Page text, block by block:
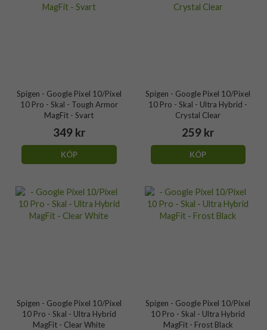
Spigen - Google Pixel 10/Pixel
10 Pro - Skal - Tough Armor
MagFit - Svart
349 kr
KÖP
Spigen - Google Pixel 10/Pixel
10 Pro - Skal - Ultra Hybrid -
Crystal Clear
259 kr
KÖP
Spigen - Google Pixel 10/Pixel
10 Pro - Skal - Ultra Hybrid
MagFit - Clear White
Spigen - Google Pixel 10/Pixel
10 Pro - Skal - Ultra Hybrid
MagFit - Frost Black